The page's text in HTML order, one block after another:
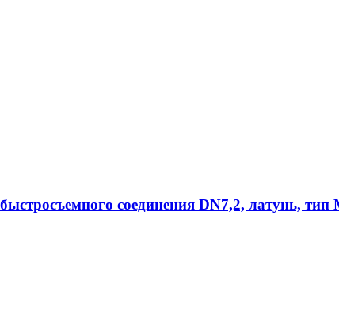
соединения DN7,2, латунь, тип